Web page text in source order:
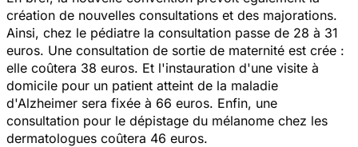
création de nouvelles consultations et des majorations.
Ainsi, chez le pédiatre la consultation passe de 28 à 31
euros. Une consultation de sortie de maternité est crée :
elle coûtera 38 euros. Et l'instauration d'une visite à
domicile pour un patient atteint de la maladie
d'Alzheimer sera fixée à 66 euros. Enfin, une
consultation pour le dépistage du mélanome chez les
dermatologues coûtera 46 euros.